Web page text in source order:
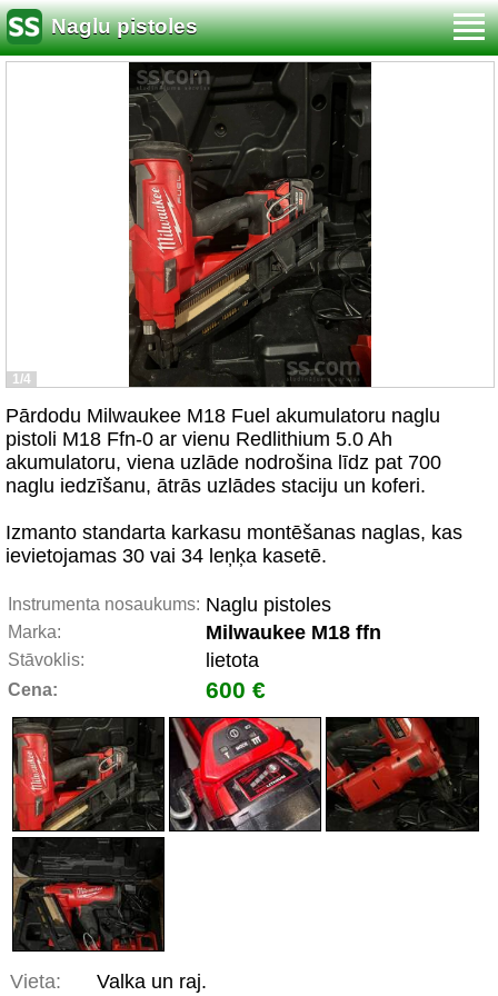
Naglu pistoles
1/4
Pārdodu Milwaukee M18 Fuel akumulatoru naglu
pistoli M18 Ffn-0 ar vienu Redlithium 5.0 Ah
akumulatoru, viena uzlāde nodrošina līdz pat 700
naglu iedzīšanu, ātrās uzlādes staciju un koferi.
Izmanto standarta karkasu montēšanas naglas, kas
ievietojamas 30 vai 34 leņķa kasetē.
Instrumenta nosaukums: Naglu pistoles
Marka: Milwaukee M18 ffn
Stāvoklis: lietota
Cena: 600 €
Vieta: Valka un raj.